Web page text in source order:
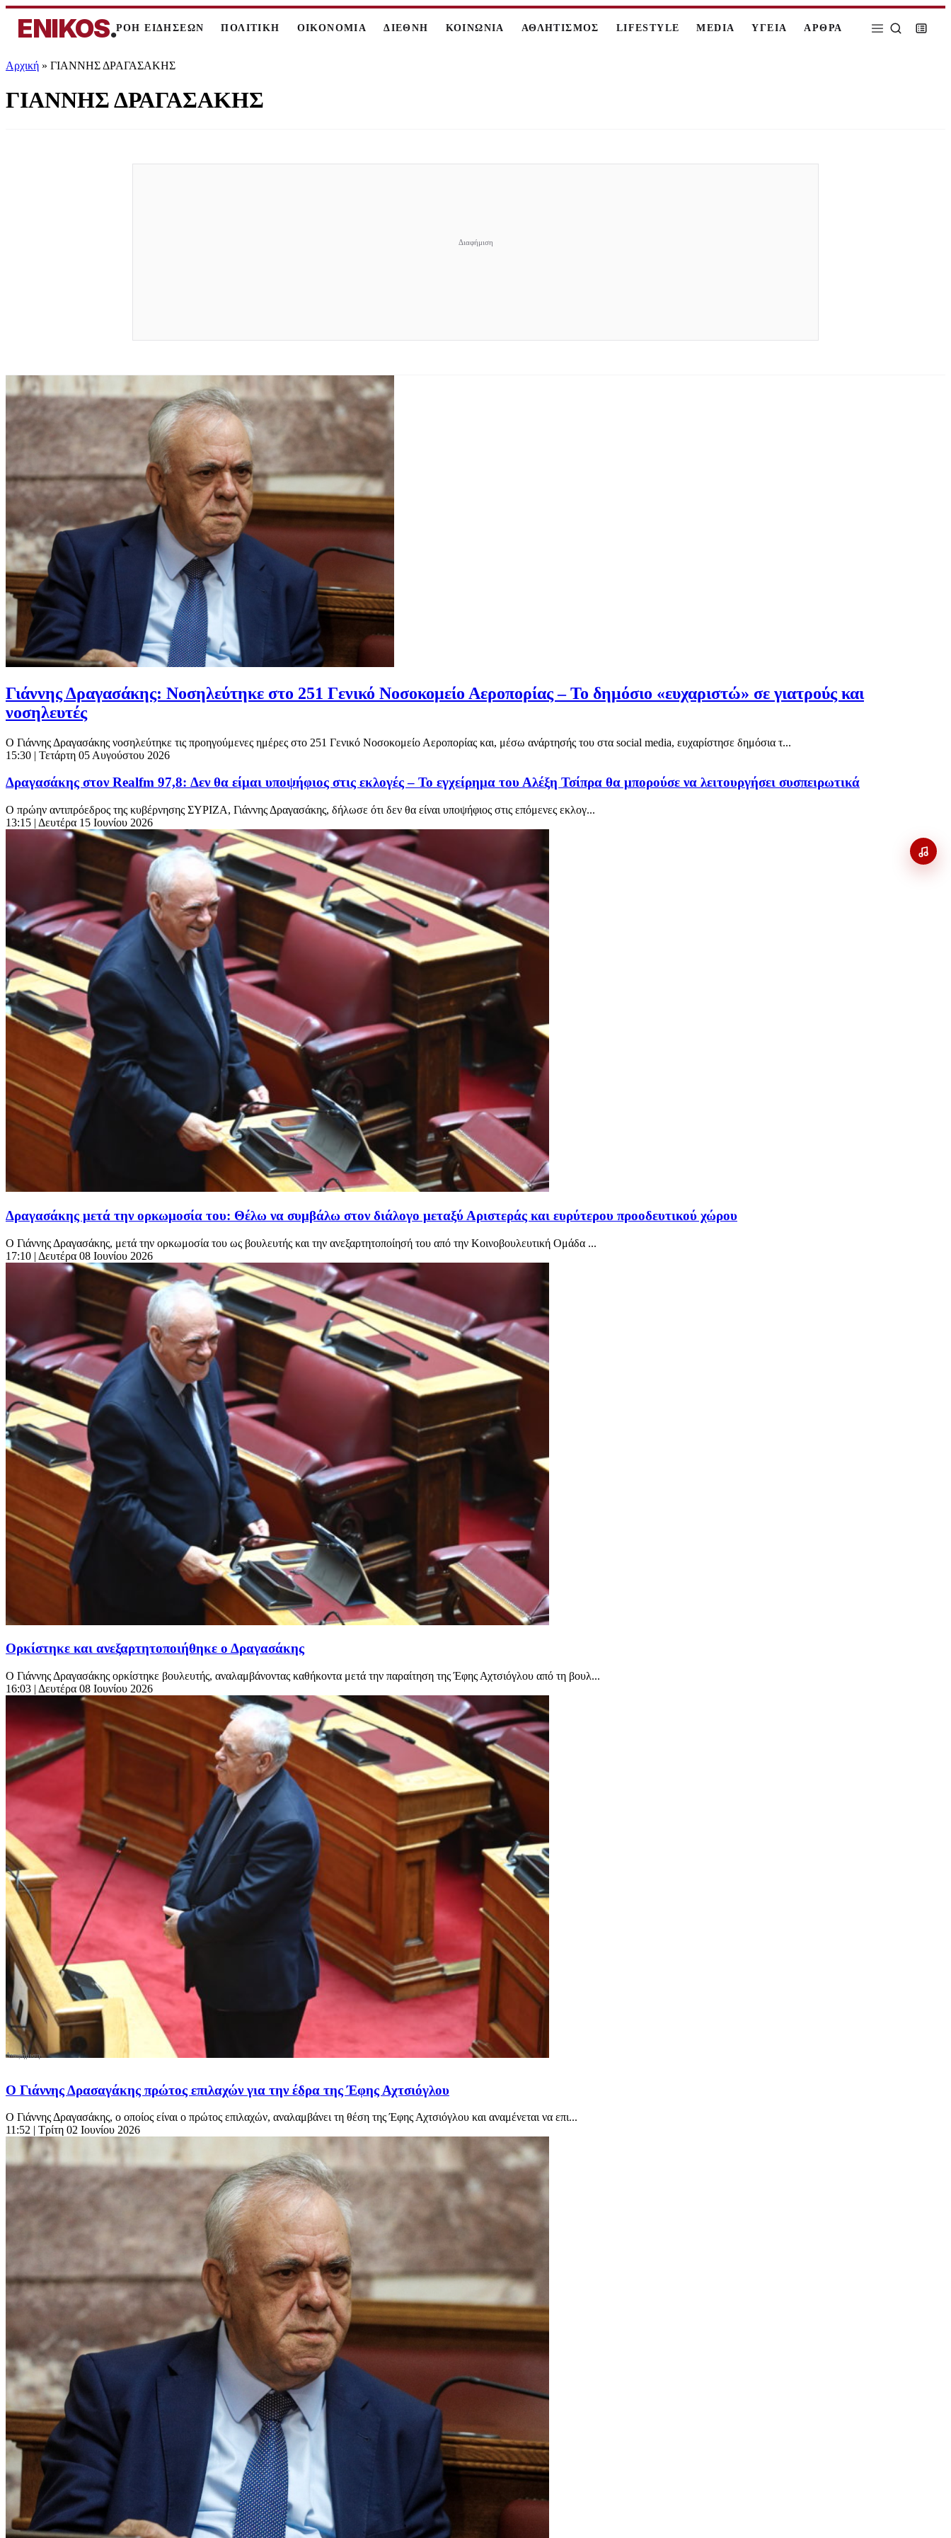
ENIKOS.ΡΟΗ ΕΙΔΗΣΕΩΝ ΠΟΛΙΤΙΚΗ ΟΙΚΟΝΟΜΙΑ ΔΙΕΘΝΗ ΚΟΙΝΩΝΙΑ ΑΘΛΗΤΙΣΜΟΣ LIFESTYLE MEDIA ΥΓΕΙΑ ΑΡΘΡΑ
Αρχική » ΓΙΑΝΝΗΣ ΔΡΑΓΑΣΑΚΗΣ
ΓΙΑΝΝΗΣ ΔΡΑΓΑΣΑΚΗΣ
Γιάννης Δραγασάκης: Νοσηλεύτηκε στο 251 Γενικό Νοσοκομείο Αεροπορίας – Το δημόσιο «ευχαριστώ» σε γιατρούς και
νοσηλευτές
Ο Γιάννης Δραγασάκης νοσηλεύτηκε τις προηγούμενες ημέρες στο 251 Γενικό Νοσοκομείο Αεροπορίας και, μέσω ανάρτησής του στα social media, ευχαρίστησε δημόσια τ...
15:30 | Τετάρτη 05 Αυγούστου 2026
Δραγασάκης στον Realfm 97,8: Δεν θα είμαι υποψήφιος στις εκλογές – Το εγχείρημα του Αλέξη Τσίπρα θα μπορούσε να λειτουργήσει συσπειρωτικά
Ο πρώην αντιπρόεδρος της κυβέρνησης ΣΥΡΙΖΑ, Γιάννης Δραγασάκης, δήλωσε ότι δεν θα είναι υποψήφιος στις επόμενες εκλογ...
13:15 | Δευτέρα 15 Ιουνίου 2026
Δραγασάκης μετά την ορκωμοσία του: Θέλω να συμβάλω στον διάλογο μεταξύ Αριστεράς και ευρύτερου προοδευτικού χώρου
Ο Γιάννης Δραγασάκης, μετά την ορκωμοσία του ως βουλευτής και την ανεξαρτητοποίησή του από την Κοινοβουλευτική Ομάδα ...
17:10 | Δευτέρα 08 Ιουνίου 2026
Ορκίστηκε και ανεξαρτητοποιήθηκε ο Δραγασάκης
Ο Γιάννης Δραγασάκης ορκίστηκε βουλευτής, αναλαμβάνοντας καθήκοντα μετά την παραίτηση της Έφης Αχτσιόγλου από τη βουλ...
16:03 | Δευτέρα 08 Ιουνίου 2026
Ο Γιάννης Δρασαγάκης πρώτος επιλαχών για την έδρα της Έφης Αχτσιόγλου
Ο Γιάννης Δραγασάκης, ο οποίος είναι ο πρώτος επιλαχών, αναλαμβάνει τη θέση της Έφης Αχτσιόγλου και αναμένεται να επι...
11:52 | Τρίτη 02 Ιουνίου 2026